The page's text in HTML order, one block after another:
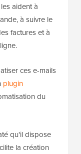
aident à
à suivre le
factures et à
ces e-mails
plugin
du
qu'il dispose
la création